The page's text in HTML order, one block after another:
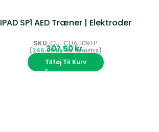
IPAD SP1 AED Træner | Elektroder
SKU: CU-CUA1109TP
kr.
246,00kr.
Tilføj Til Kurv